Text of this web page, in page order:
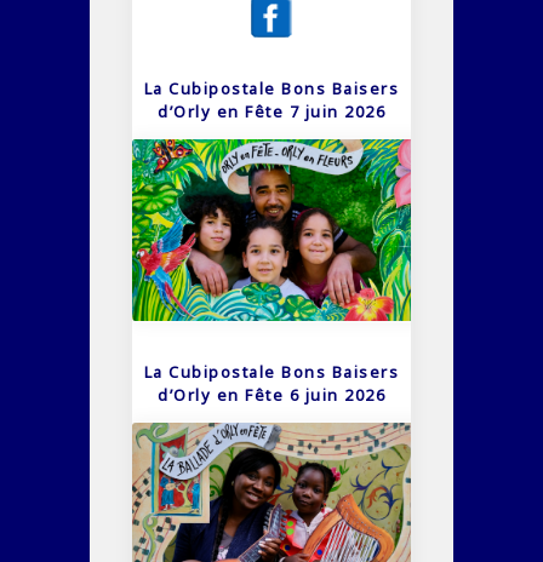
La Cubipostale Bons Baisers
d’Orly en Fête 7 juin 2026
La Cubipostale Bons Baisers
d’Orly en Fête 6 juin 2026